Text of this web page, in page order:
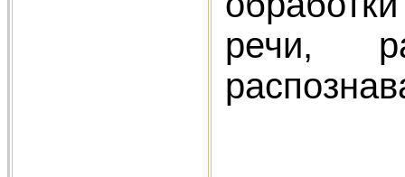
речи,